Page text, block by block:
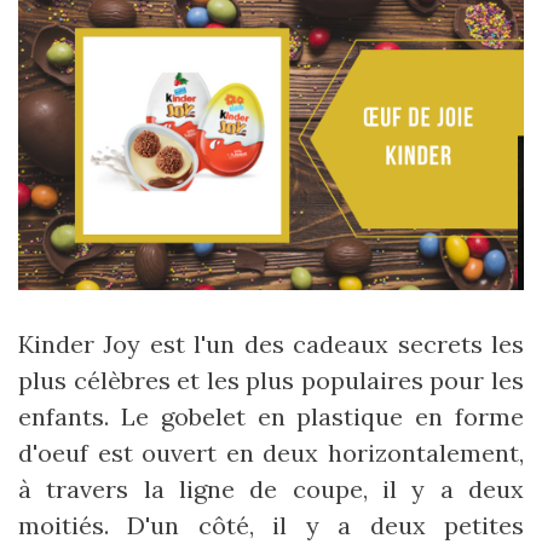
Kinder Joy est l'un des cadeaux secrets les
plus célèbres et les plus populaires pour les
enfants. Le gobelet en plastique en forme
d'oeuf est ouvert en deux horizontalement,
à travers la ligne de coupe, il y a deux
moitiés. D'un côté, il y a deux petites